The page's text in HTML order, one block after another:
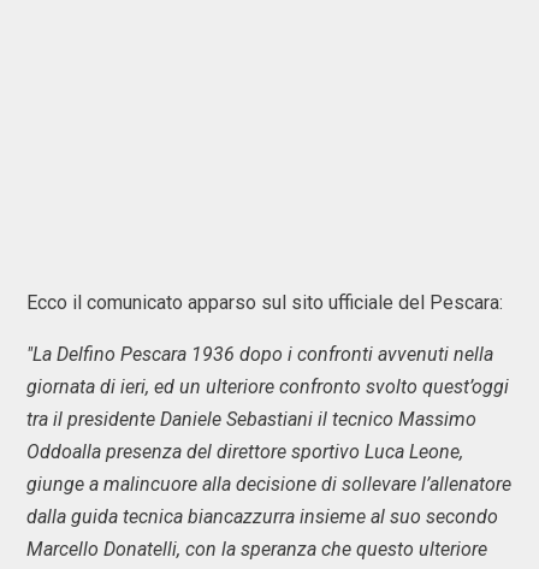
Ecco il comunicato apparso sul sito ufficiale del Pescara:
"La Delfino Pescara 1936 dopo i confronti avvenuti nella
giornata di ieri, ed un ulteriore confronto svolto quest’oggi
tra il presidente Daniele Sebastiani il tecnico Massimo
Oddoalla presenza del direttore sportivo Luca Leone,
giunge a malincuore alla decisione di sollevare l’allenatore
dalla guida tecnica biancazzurra insieme al suo secondo
Marcello Donatelli, con la speranza che questo ulteriore